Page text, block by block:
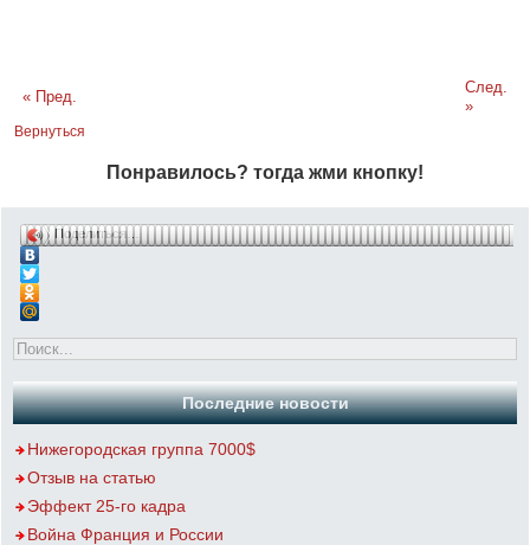
« Пред.
След.
»
Вернуться
Понравилось? тогда жми кнопку!
Поделиться…
Последние новости
Нижегородская группа 7000$
Отзыв на статью
Эффект 25-го кадра
Война Франция и России